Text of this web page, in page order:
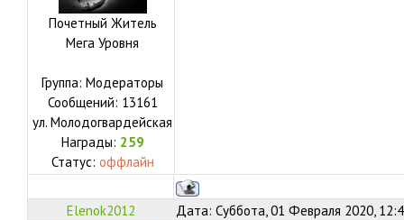
Почетный Житель
Мега Уровня
Группа: Модераторы
Сообщений: 13161
ул. Молодогвардейская
Награды: 259
Статус: оффлайн
Elenok2012 Дата: Суббота, 01 Февраля 2020,